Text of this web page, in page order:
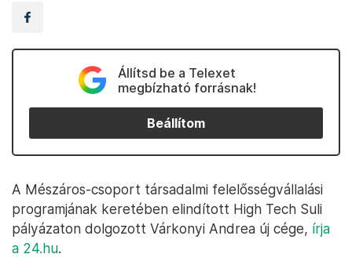
Állítsd be a Telexet
megbízható forrásnak!
Beállítom
A Mészáros-csoport társadalmi felelősségvállalási
programjának keretében elindított High Tech Suli
pályázaton dolgozott Várkonyi Andrea új cége, írja
a 24.hu.